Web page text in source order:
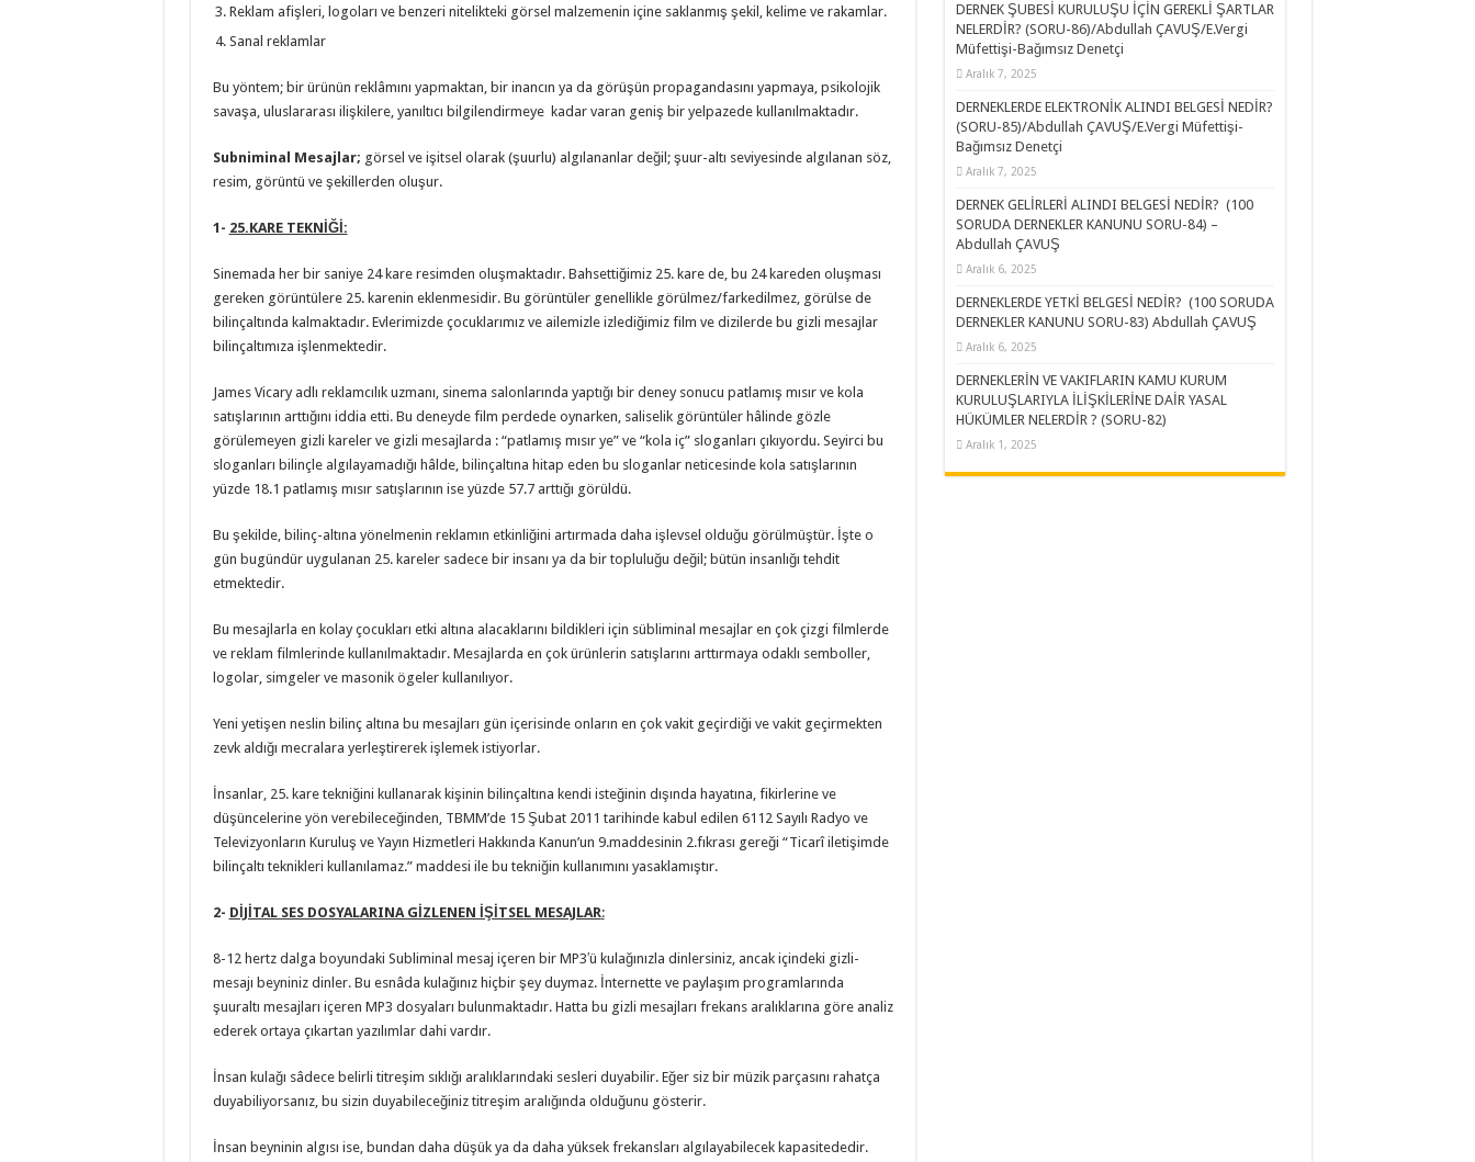
Reklam afişleri, logoları ve benzeri nitelikteki görsel malzemenin içine saklanmış şekil, kelime ve rakamlar.
Sanal reklamlar
Bu yöntem; bir ürünün reklâmını yapmaktan, bir inancın ya da görüşün propagandasını yapmaya, psikolojik
savaşa, uluslararası ilişkilere, yanıltıcı bilgilendirmeye kadar varan geniş bir yelpazede kullanılmaktadır.
Subniminal Mesajlar; görsel ve işitsel olarak (şuurlu) algılananlar değil; şuur-altı seviyesinde algılanan söz,
resim, görüntü ve şekillerden oluşur.
1- 25.KARE TEKNİĞİ:
Sinemada her bir saniye 24 kare resimden oluşmaktadır. Bahsettiğimiz 25. kare de, bu 24 kareden oluşması
gereken görüntülere 25. karenin eklenmesidir. Bu görüntüler genellikle görülmez/farkedilmez, görülse de
bilinçaltında kalmaktadır. Evlerimizde çocuklarımız ve ailemizle izlediğimiz film ve dizilerde bu gizli mesajlar
bilinçaltımıza işlenmektedir.
James Vicary adlı reklamcılık uzmanı, sinema salonlarında yaptığı bir deney sonucu patlamış mısır ve kola
satışlarının arttığını iddia etti. Bu deneyde film perdede oynarken, saliselik görüntüler hâlinde gözle
görülemeyen gizli kareler ve gizli mesajlarda : “patlamış mısır ye” ve “kola iç” sloganları çıkıyordu. Seyirci bu
sloganları bilinçle algılayamadığı hâlde, bilinçaltına hitap eden bu sloganlar neticesinde kola satışlarının
yüzde 18.1 patlamış mısır satışlarının ise yüzde 57.7 arttığı görüldü.
Bu şekilde, bilinç-altına yönelmenin reklamın etkinliğini artırmada daha işlevsel olduğu görülmüştür. İşte o
gün bugündür uygulanan 25. kareler sadece bir insanı ya da bir topluluğu değil; bütün insanlığı tehdit
etmektedir.
Bu mesajlarla en kolay çocukları etki altına alacaklarını bildikleri için sübliminal mesajlar en çok çizgi filmlerde
ve reklam filmlerinde kullanılmaktadır. Mesajlarda en çok ürünlerin satışlarını arttırmaya odaklı semboller,
logolar, simgeler ve masonik ögeler kullanılıyor.
Yeni yetişen neslin bilinç altına bu mesajları gün içerisinde onların en çok vakit geçirdiği ve vakit geçirmekten
zevk aldığı mecralara yerleştirerek işlemek istiyorlar.
İnsanlar, 25. kare tekniğini kullanarak kişinin bilinçaltına kendi isteğinin dışında hayatına, fikirlerine ve
düşüncelerine yön verebileceğinden, TBMM’de 15 Şubat 2011 tarihinde kabul edilen 6112 Sayılı Radyo ve
Televizyonların Kuruluş ve Yayın Hizmetleri Hakkında Kanun’un 9.maddesinin 2.fıkrası gereği “Ticarî iletişimde
bilinçaltı teknikleri kullanılamaz.” maddesi ile bu tekniğin kullanımını yasaklamıştır.
2- DİJİTAL SES DOSYALARINA GİZLENEN İŞİTSEL MESAJLAR:
8-12 hertz dalga boyundaki Subliminal mesaj içeren bir MP3′ü kulağınızla dinlersiniz, ancak içindeki gizli-
mesajı beyniniz dinler. Bu esnâda kulağınız hiçbir şey duymaz. İnternette ve paylaşım programlarında
şuuraltı mesajları içeren MP3 dosyaları bulunmaktadır. Hatta bu gizli mesajları frekans aralıklarına göre analiz
ederek ortaya çıkartan yazılımlar dahi vardır.
İnsan kulağı sâdece belirli titreşim sıklığı aralıklarındaki sesleri duyabilir. Eğer siz bir müzik parçasını rahatça
duyabiliyorsanız, bu sizin duyabileceğiniz titreşim aralığında olduğunu gösterir.
İnsan beyninin algısı ise, bundan daha düşük ya da daha yüksek frekansları algılayabilecek kapasitededir.
DERNEK ŞUBESİ KURULUŞU İÇİN GEREKLİ ŞARTLAR
NELERDİR? (SORU-86)/Abdullah ÇAVUŞ/E.Vergi
Müfettişi-Bağımsız Denetçi
Aralık 7, 2025
DERNEKLERDE ELEKTRONİK ALINDI BELGESİ NEDİR?
(SORU-85)/Abdullah ÇAVUŞ/E.Vergi Müfettişi-
Bağımsız Denetçi
Aralık 7, 2025
DERNEK GELİRLERİ ALINDI BELGESİ NEDİR? (100
SORUDA DERNEKLER KANUNU SORU-84) –
Abdullah ÇAVUŞ
Aralık 6, 2025
DERNEKLERDE YETKİ BELGESİ NEDİR? (100 SORUDA
DERNEKLER KANUNU SORU-83) Abdullah ÇAVUŞ
Aralık 6, 2025
DERNEKLERİN VE VAKIFLARIN KAMU KURUM
KURULUŞLARIYLA İLİŞKİLERİNE DAİR YASAL
HÜKÜMLER NELERDİR ? (SORU-82)
Aralık 1, 2025